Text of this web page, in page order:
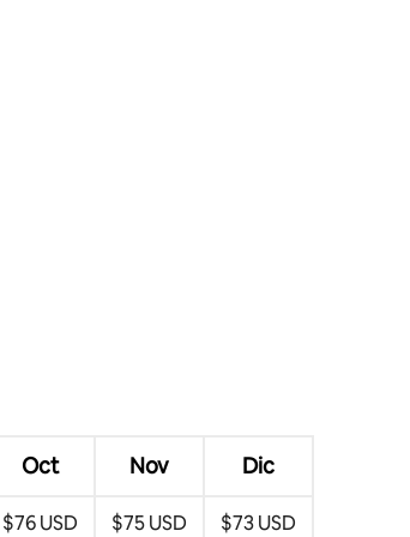
Oct Nov Dic
$76 USD $75 USD $73 USD